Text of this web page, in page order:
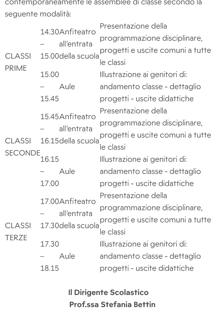
contemporaneamente le assemblee di classe secondo la
seguente modalità:
CLASSI
PRIME
14.30
–
15.00
Anfiteatro
all’entrata
della scuola
Presentazione della
programmazione disciplinare,
progetti e uscite comuni a tutte
le classi
15.00
–
15.45
Aule
Illustrazione ai genitori di:
andamento classe - dettaglio
progetti - uscite didattiche
CLASSI
SECONDE
15.45
–
16.15
Anfiteatro
all’entrata
della scuola
Presentazione della
programmazione disciplinare,
progetti e uscite comuni a tutte
le classi
16.15
–
17.00
Aule
Illustrazione ai genitori di:
andamento classe - dettaglio
progetti - uscite didattiche
CLASSI
TERZE
17.00
–
17.30
Anfiteatro
all’entrata
della scuola
Presentazione della
programmazione disciplinare,
progetti e uscite comuni a tutte
le classi
17.30
–
18.15
Aule
Illustrazione ai genitori di:
andamento classe - dettaglio
progetti - uscite didattiche
Il Dirigente Scolastico
Prof.ssa Stefania Bettin